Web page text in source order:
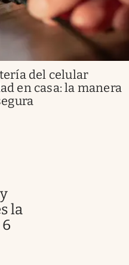
del celular
en casa: la manera
la